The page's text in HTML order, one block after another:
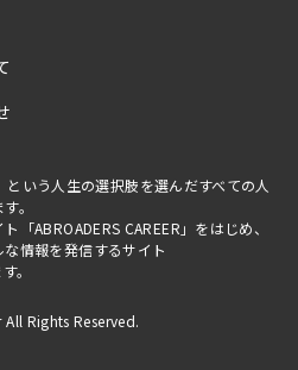
いう人生の選択肢を選んだすべての人
。
「ABROADERS CAREER」をはじめ、
情報を発信するサイト
。
Rights Reserved.